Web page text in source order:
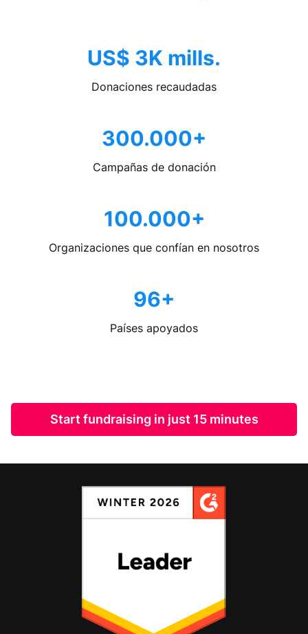
US$ 3K mills.
Donaciones recaudadas
300.000+
Campañas de donación
100.000+
Organizaciones que confían en nosotros
96+
Países apoyados
Start fundraising in just 15 minutes